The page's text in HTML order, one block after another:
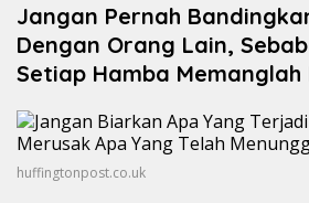
Jangan Pernah
Dengan Orang Lain,
Setiap Hamba Memanglah
huffingtonpost.co.uk